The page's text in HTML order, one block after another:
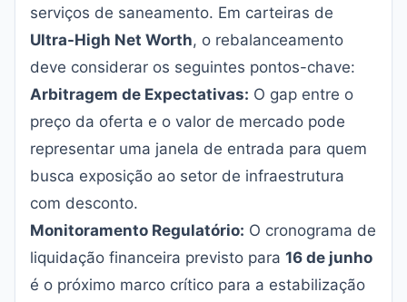
serviços de saneamento. Em carteiras de
Ultra-High Net Worth, o rebalanceamento
deve considerar os seguintes pontos-chave:
Arbitragem de Expectativas: O gap entre o
preço da oferta e o valor de mercado pode
representar uma janela de entrada para quem
busca exposição ao setor de infraestrutura
com desconto.
Monitoramento Regulatório: O cronograma de
liquidação financeira previsto para 16 de junho
é o próximo marco crítico para a estabilização